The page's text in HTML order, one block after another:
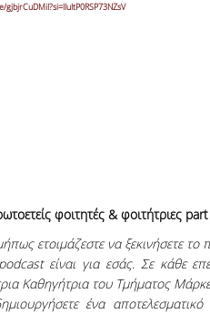
gjbjrCuDMiI?si=IIuItP0RSP73NZsV
φοιτητές & φοιτήτριες
ετοιμάζεστε να ξεκινήσετε το
είναι για εσάς. Σε κάθε
Καθηγήτρια του Τμήματος
ένα